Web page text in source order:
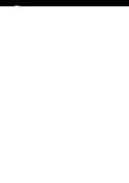
Отказ от